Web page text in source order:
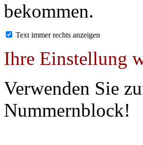
bekommen.
Text immer rechts anzeigen
Ihre Einstellung
Verwenden Sie
Nummernblock!